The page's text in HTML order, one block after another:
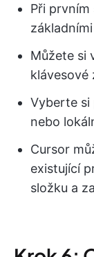
Při prvním
Můžete si
klávesové
Vyberte si
nebo
Cursor
existující
složku a